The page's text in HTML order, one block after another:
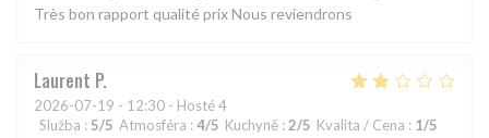
Très bon rapport qualité prix Nous reviendrons
Laurent P
2026-07-19 - 12:30 - Hosté 4
Služba : 5/5 Atmosféra : 4/5 Kuchyně : 2/5 Kvalita / Cena : 1/5